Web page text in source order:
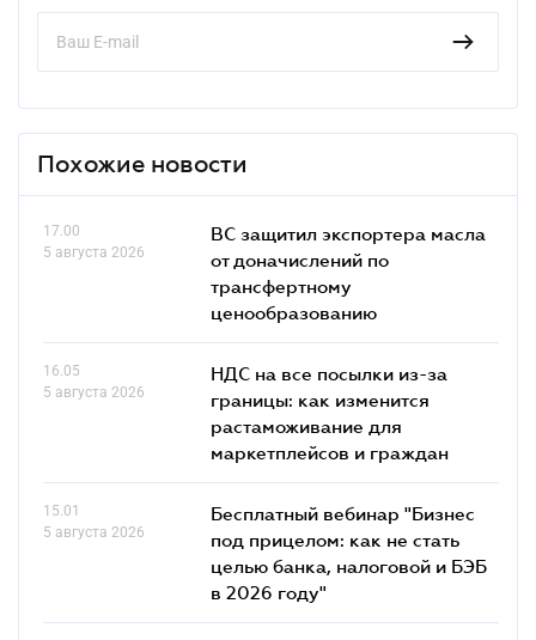
Похожие новости
17.00
5 августа 2026
ВС защитил экспортера масла
от доначислений по
трансфертному
ценообразованию
16.05
5 августа 2026
НДС на все посылки из-за
границы: как изменится
растаможивание для
маркетплейсов и граждан
15.01
5 августа 2026
Бесплатный вебинар "Бизнес
под прицелом: как не стать
целью банка, налоговой и БЭБ
в 2026 году"